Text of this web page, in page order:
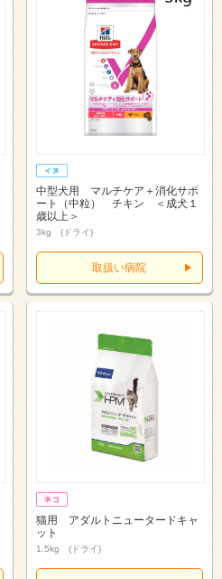
中型犬用 マルチケア＋消化サポ
ート（中粒） チキン ＜成犬１
歳以上＞
3kg (ドライ)
取扱い病院
猫用 アダルトニュータードキャ
ット
1.5kg (ドライ)